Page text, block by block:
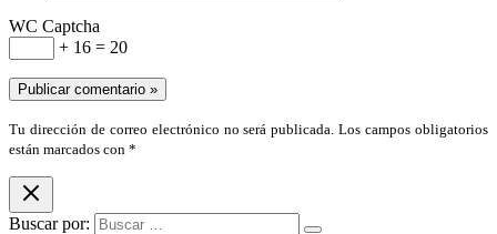
WC Captcha
+ 16 = 20
Tu dirección de correo electrónico no será publicada. Los campos obligatorios
están marcados con *
Buscar por: